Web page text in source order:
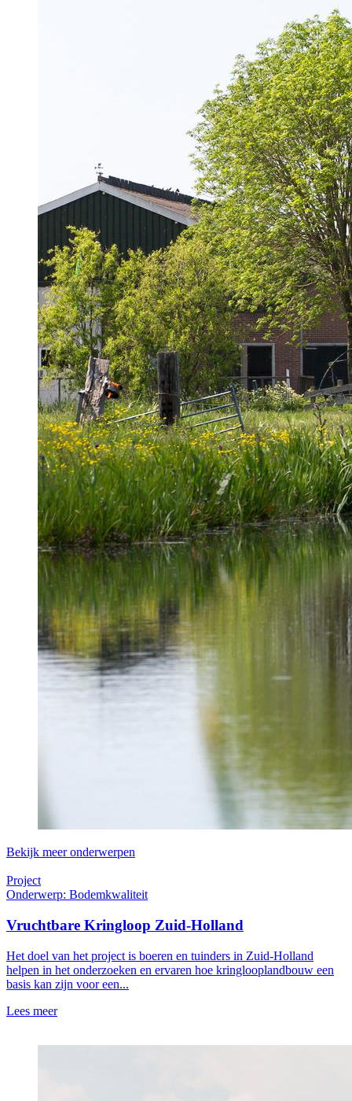
Bekijk meer onderwerpen
Project
Onderwerp: Bodemkwaliteit
Vruchtbare Kringloop Zuid-Holland
Het doel van het project is boeren en tuinders in Zuid-Holland
helpen in het onderzoeken en ervaren hoe kringlooplandbouw een
basis kan zijn voor een...
Lees meer